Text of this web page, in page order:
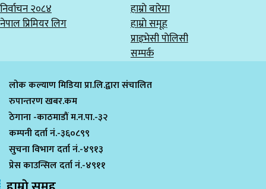
निर्वाचन २०८४
नेपाल प्रिमियर लिग
हाम्राे बारेमा
हाम्राे समूह
प्राइभेसी पाेलिसी
सम्पर्क
लोक कल्याण मिडिया प्रा.लि.द्वारा संचालित
रुपान्तरण खबर.कम
ठेगाना -काठमाडौं म.न.पा.-३२
कम्पनी दर्ता नं.-३६०८९९
सुचना विभाग दर्ता नं.-४९१३
प्रेस काउन्सिल दर्ता नं.-४९११